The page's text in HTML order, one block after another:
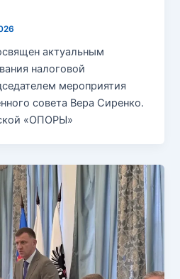
актуальным
налоговой
мероприятия
совета Вера Сиренко.
«ОПОРЫ»